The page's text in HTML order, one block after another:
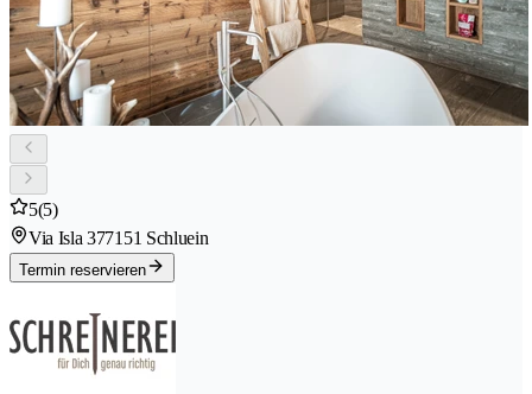
5(5)
Via Isla 377151 Schluein
Termin reservieren